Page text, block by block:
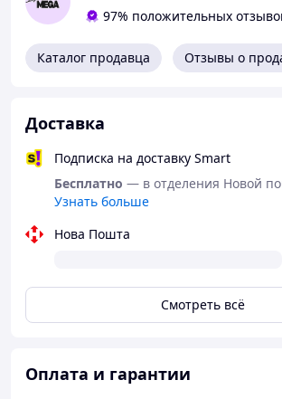
USB порт для зарядки устройств
Простая настройка и
97% положительных
Каталог продавца Отзывы о
Доставка
Подписка на доставку Smart
Бесплатно — в отделения Новой
Узнать больше
Нова Пошта
Смотреть всё
Оплата и гарантии